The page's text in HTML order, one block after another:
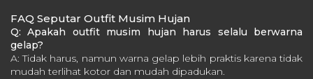
FAQ Seputar Outfit Musim Hujan
Q: Apakah outfit musim hujan harus selalu berwarna
gelap?
A: Tidak harus, namun warna gelap lebih praktis karena tidak
mudah terlihat kotor dan mudah dipadukan.